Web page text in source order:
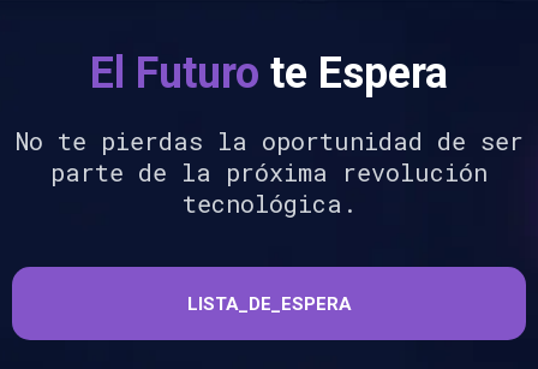
El Futuro te Espera
No te pierdas la oportunidad de ser
parte de la próxima revolución
tecnológica.
LISTA_DE_ESPERA